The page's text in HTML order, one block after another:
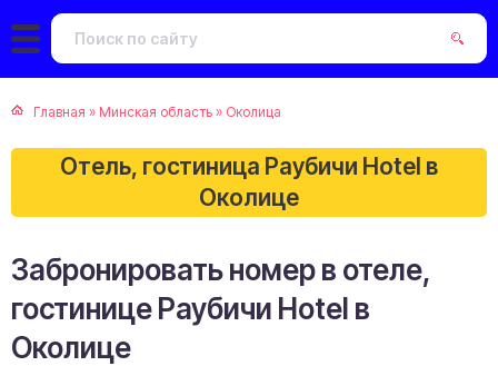
Главная » Минская область » Околица
Отель, гостиница Раубичи Hotel в
Околице
Забронировать номер в отеле,
гостинице Раубичи Hotel в
Околице